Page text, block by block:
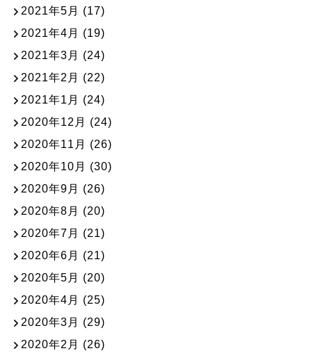
2021年5月 (17)
2021年4月 (19)
2021年3月 (24)
2021年2月 (22)
2021年1月 (24)
2020年12月 (24)
2020年11月 (26)
2020年10月 (30)
2020年9月 (26)
2020年8月 (20)
2020年7月 (21)
2020年6月 (21)
2020年5月 (20)
2020年4月 (25)
2020年3月 (29)
2020年2月 (26)